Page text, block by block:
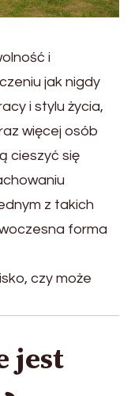
i
jak nigdy
i stylu życia,
więcej osób
cieszyć się
z takich
forma
czy może
jest